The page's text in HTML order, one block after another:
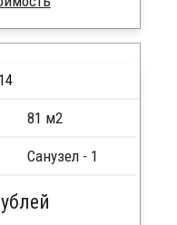
джут
81 м2
Санузел - 1